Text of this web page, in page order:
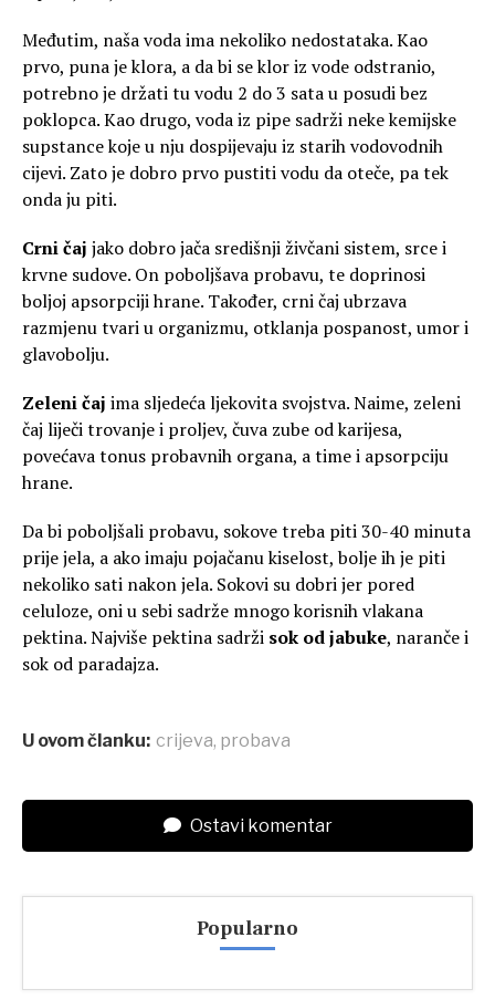
Međutim, naša voda ima nekoliko nedostataka. Kao
prvo, puna je klora, a da bi se klor iz vode odstranio,
potrebno je držati tu vodu 2 do 3 sata u posudi bez
poklopca. Kao drugo, voda iz pipe sadrži neke kemijske
supstance koje u nju dospijevaju iz starih vodovodnih
cijevi. Zato je dobro prvo pustiti vodu da oteče, pa tek
onda ju piti.
Crni čaj jako dobro jača središnji živčani sistem, srce i
krvne sudove. On poboljšava probavu, te doprinosi
boljoj apsorpciji hrane. Također, crni čaj ubrzava
razmjenu tvari u organizmu, otklanja pospanost, umor i
glavobolju.
Zeleni čaj ima sljedeća ljekovita svojstva. Naime, zeleni
čaj liječi trovanje i proljev, čuva zube od karijesa,
povećava tonus probavnih organa, a time i apsorpciju
hrane.
Da bi poboljšali probavu, sokove treba piti 30-40 minuta
prije jela, a ako imaju pojačanu kiselost, bolje ih je piti
nekoliko sati nakon jela. Sokovi su dobri jer pored
celuloze, oni u sebi sadrže mnogo korisnih vlakana
pektina. Najviše pektina sadrži sok od jabuke, naranče i
sok od paradajza.
U ovom članku: crijeva, probava
Ostavi komentar
Popularno